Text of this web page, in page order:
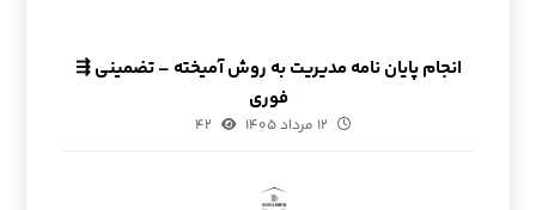
انجام پایان نامه مدیریت به روش آمیخته – تضمینی ⇶
فوری
۱۲ مرداد ۱۴۰۵ ۴۲